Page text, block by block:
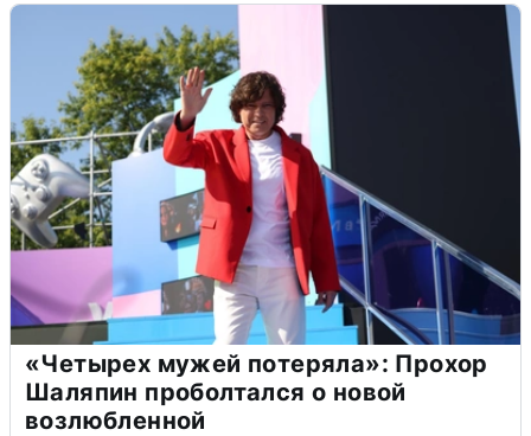
«Четырех мужей потеряла»: Прохор
Шаляпин проболтался о новой
возлюбленной